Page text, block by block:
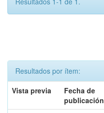
Resultados por ítem:
Vista previa
Fecha de
publicación